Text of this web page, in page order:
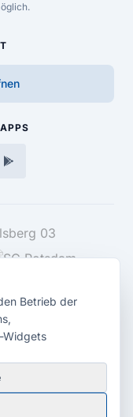
durch dieMedienagentur
Betrieb der
Widgets